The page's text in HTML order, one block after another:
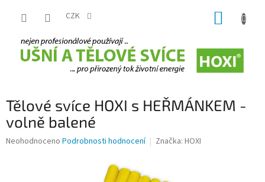
CZK
Tělové svíce HOXI s HEŘMÁNKEM -
volně balené
Průměrné
Neohodnoceno Podrobnosti hodnocení Značka: HOXI